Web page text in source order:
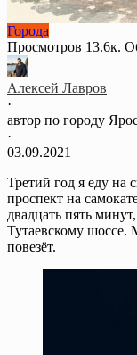
Города
Просмотров 13.6к.
Алексей Лавров
·
автор по городу
·
03.09.2021
Третий год я еду на
проспект на
двадцать пять
Тутаевскому шоссе.
повезёт.